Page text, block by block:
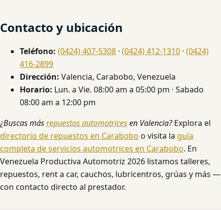
Contacto y ubicación
Teléfono: (0424) 407-5308 · (0424) 412-1310 · (0424)
416-2899
Dirección: Valencia, Carabobo, Venezuela
Horario: Lun. a Vie. 08:00 am a 05:00 pm · Sabado
08:00 am a 12:00 pm
¿Buscas másrepuestos automotricesen Valencia?Explora el
directorio de repuestos en Carabobo o visita la guía
completa de servicios automotrices en Carabobo. En
Venezuela Productiva Automotriz 2026 listamos talleres,
repuestos, rent a car, cauchos, lubricentros, grúas y más —
con contacto directo al prestador.